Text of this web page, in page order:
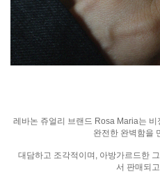
레바논 쥬얼리 브랜드 Rosa Maria는 비
완전한 완벽함을
대담하고 조각적이며 , 아방가르드한
서 판매되